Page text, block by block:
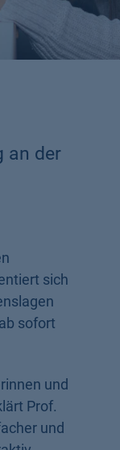
an der
sich
sofort
und
Prof.
und